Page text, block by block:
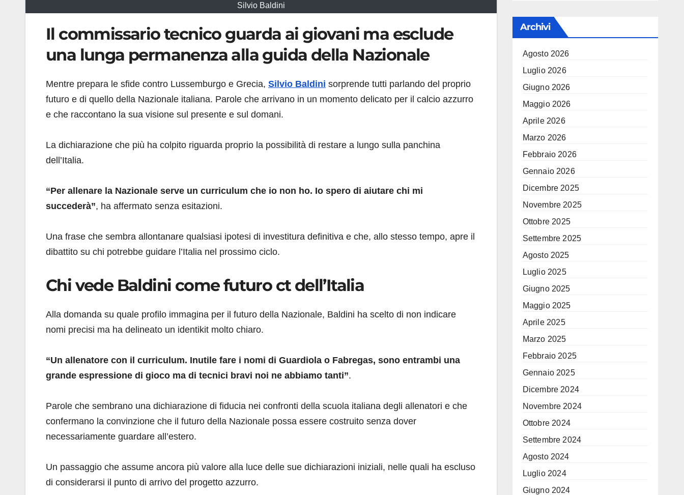
Silvio Baldini
Il commissario tecnico guarda ai giovani ma esclude
una lunga permanenza alla guida della Nazionale
Mentre prepara le sfide contro Lussemburgo e Grecia, Silvio Baldini sorprende tutti parlando del proprio
futuro e di quello della Nazionale italiana. Parole che arrivano in un momento delicato per il calcio azzurro
e che raccontano la sua visione sul presente e sul domani.
La dichiarazione che più ha colpito riguarda proprio la possibilità di restare a lungo sulla panchina
dell’Italia.
“Per allenare la Nazionale serve un curriculum che io non ho. Io spero di aiutare chi mi
succederà”, ha affermato senza esitazioni.
Una frase che sembra allontanare qualsiasi ipotesi di investitura definitiva e che, allo stesso tempo, apre il
dibattito su chi potrebbe guidare l’Italia nel prossimo ciclo.
Chi vede Baldini come futuro ct dell’Italia
Alla domanda su quale profilo immagina per il futuro della Nazionale, Baldini ha scelto di non indicare
nomi precisi ma ha delineato un identikit molto chiaro.
“Un allenatore con il curriculum. Inutile fare i nomi di Guardiola o Fabregas, sono entrambi una
grande espressione di gioco ma di tecnici bravi noi ne abbiamo tanti”.
Parole che sembrano una dichiarazione di fiducia nei confronti della scuola italiana degli allenatori e che
confermano la convinzione che il futuro della Nazionale possa essere costruito senza dover
necessariamente guardare all’estero.
Un passaggio che assume ancora più valore alla luce delle sue dichiarazioni iniziali, nelle quali ha escluso
di considerarsi il punto di arrivo del progetto azzurro.
Archivi
Agosto 2026
Luglio 2026
Giugno 2026
Maggio 2026
Aprile 2026
Marzo 2026
Febbraio 2026
Gennaio 2026
Dicembre 2025
Novembre 2025
Ottobre 2025
Settembre 2025
Agosto 2025
Luglio 2025
Giugno 2025
Maggio 2025
Aprile 2025
Marzo 2025
Febbraio 2025
Gennaio 2025
Dicembre 2024
Novembre 2024
Ottobre 2024
Settembre 2024
Agosto 2024
Luglio 2024
Giugno 2024